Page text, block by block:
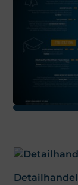
Detailhandel